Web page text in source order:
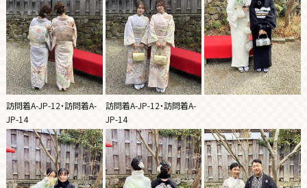
訪問着A-JP-12・訪問着A-
JP-14
訪問着A-JP-12・訪問着A-
JP-14